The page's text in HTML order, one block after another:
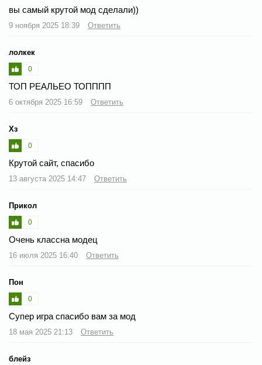
вы самый крутой мод сделали))
9 ноября 2025 18:39 Ответить
лолкек
0
ТОП РЕАЛЬЕО ТОПППП
6 октября 2025 16:59 Ответить
Хз
0
Крутой сайт, спасибо
13 августа 2025 14:47 Ответить
Прикол
0
Очень классна модец
16 июля 2025 16:40 Ответить
Пон
0
Супер игра спасибо вам за мод
18 мая 2025 21:13 Ответить
блейз